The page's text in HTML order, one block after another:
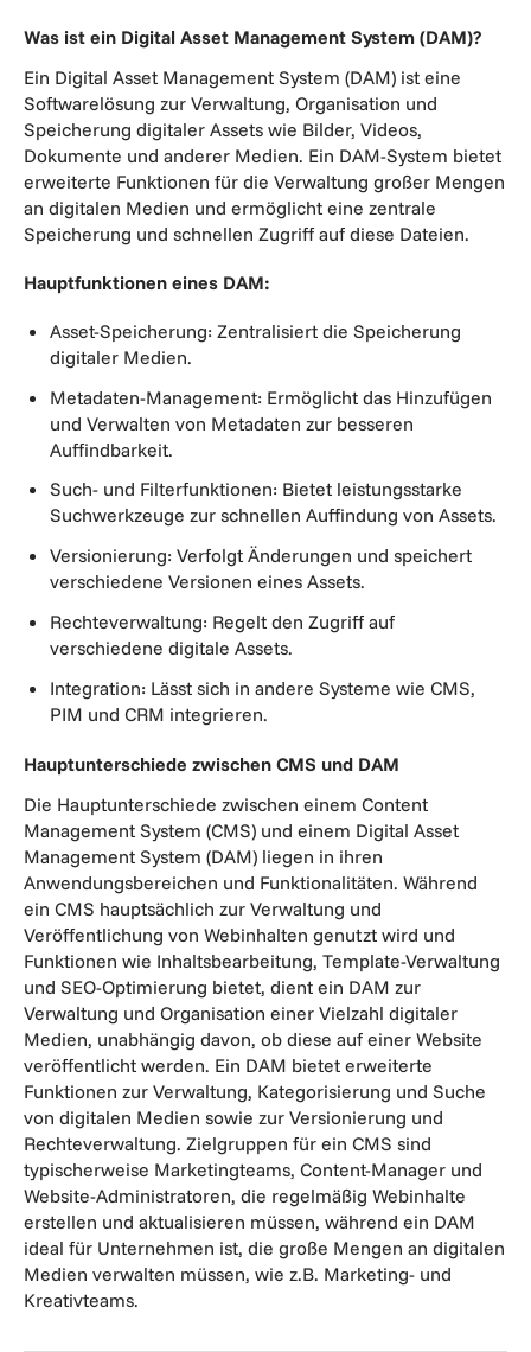
Was ist ein Digital Asset Management System (DAM)?
Ein Digital Asset Management System (DAM) ist eine
Softwarelösung zur Verwaltung, Organisation und
Speicherung digitaler Assets wie Bilder, Videos,
Dokumente und anderer Medien. Ein DAM-System bietet
erweiterte Funktionen für die Verwaltung großer Mengen
an digitalen Medien und ermöglicht eine zentrale
Speicherung und schnellen Zugriff auf diese Dateien.
Hauptfunktionen eines DAM:
Asset-Speicherung: Zentralisiert die Speicherung
digitaler Medien.
Metadaten-Management: Ermöglicht das Hinzufügen
und Verwalten von Metadaten zur besseren
Auffindbarkeit.
Such- und Filterfunktionen: Bietet leistungsstarke
Suchwerkzeuge zur schnellen Auffindung von Assets.
Versionierung: Verfolgt Änderungen und speichert
verschiedene Versionen eines Assets.
Rechteverwaltung: Regelt den Zugriff auf
verschiedene digitale Assets.
Integration: Lässt sich in andere Systeme wie CMS,
PIM und CRM integrieren.
Hauptunterschiede zwischen CMS und DAM
Die Hauptunterschiede zwischen einem Content
Management System (CMS) und einem Digital Asset
Management System (DAM) liegen in ihren
Anwendungsbereichen und Funktionalitäten. Während
ein CMS hauptsächlich zur Verwaltung und
Veröffentlichung von Webinhalten genutzt wird und
Funktionen wie Inhaltsbearbeitung, Template-Verwaltung
und SEO-Optimierung bietet, dient ein DAM zur
Verwaltung und Organisation einer Vielzahl digitaler
Medien, unabhängig davon, ob diese auf einer Website
veröffentlicht werden. Ein DAM bietet erweiterte
Funktionen zur Verwaltung, Kategorisierung und Suche
von digitalen Medien sowie zur Versionierung und
Rechteverwaltung. Zielgruppen für ein CMS sind
typischerweise Marketingteams, Content-Manager und
Website-Administratoren, die regelmäßig Webinhalte
erstellen und aktualisieren müssen, während ein DAM
ideal für Unternehmen ist, die große Mengen an digitalen
Medien verwalten müssen, wie z.B. Marketing- und
Kreativteams.